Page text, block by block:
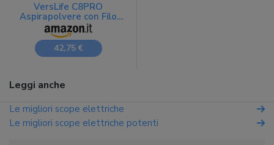
VersLife C8PRO
Aspirapolvere con Filo
30KPa 600W Scopa
Elettrica Cavo 5M
42,75 €
Leggi anche
Le migliori scope elettriche
Le migliori scope elettriche potenti